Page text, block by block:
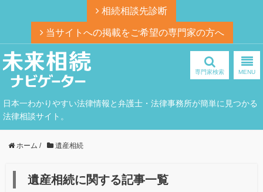
相続相談先診断
当サイトへの掲載をご希望の専門家の方へ
日本一わかりやすい法律情報と弁護士・法律事務所が簡単に見つかる
法律相談サイト。
専門家検索 MENU
ホーム / 遺産相続
遺産相続に関する記事一覧